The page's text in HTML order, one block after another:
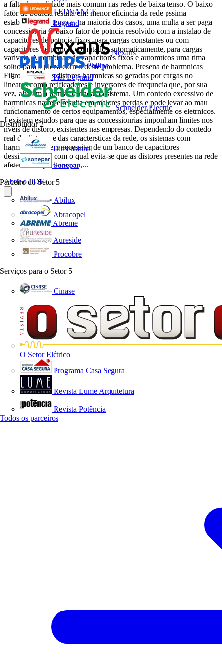
LEDVANCE
Legrand
Nexans
Philips
Pial Legrand
Schneider Electric
Distribuidor 2
Dimensional
Sonepar
Parceiro do Setor 5
Abilux
Abracopel
Abreme
Aureside
Procobre
Serviços para o Setor 5
Cinase
O Setor Elétrico
Programa Casa Segura
Revista Lume Arquitetura
Revista Potência
Todos os parceiros
a falta de qualidade mais comum nas redes de baixa tenso. O baixo
fator de potncia resulta em: menor eficincia da rede pssima
estabilidade de tenso e, na maioria dos casos, uma multa a ser paga
concessionria O baixo fator de potncia resolvido com a instalao de
capacitores de potncia fixos, para cargas constantes ou com
capacitores de potncia comutados automaticamente, para cargas
variveis. A combinao de capacitores fixos e automticos uma tima
soluo para a plena correo deste problema. Presena de harmnicas
Filtros ativos As distores harmnicas so geradas por cargas no
lineares como retificadores e inversores de frequncia que, por sua
vez, alteram a forma de onda do sistema. Um contedo excessivo de
harmnicas na rede resulta em maiores perdas e pode levar ao mau
funcionamento de certos equipamentos, especialmente os eletrnicos.
J existem estudos para que as concessionrias imponham limites nos
nveis de distoro, existentes nas empresas. Dependendo do contedo
real de distores e das caractersticas da rede, os sistemas com
harmnicas podem necessitar de um banco de capacitores
dessintonizado, com o qual evita-se que as distores presentes na rede
afetem os capacitores ou,...
Abrir o PDF